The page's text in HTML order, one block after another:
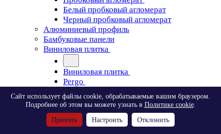
Белый пробковый агломерат
Черный пробковый агломерат
Алюминиевый профиль
Бамбуковые панели
Виниловая плитка
Виниловая плитка
Pergo
Pergo
Classic Plank Optimum Glue
Modern Plank Optimum Glue
Сайт использует файлы cookie, обрабатываемые вашим браузером.
Подробнее об этом вы можете узнать в Политике cookie.
Принять Настроить Отклонить